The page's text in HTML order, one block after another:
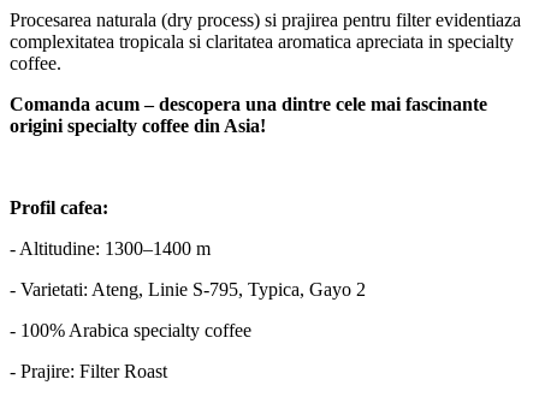
Procesarea naturala (dry process) si prajirea pentru filter evidentiaza
complexitatea tropicala si claritatea aromatica apreciata in specialty
coffee.
Comanda acum – descopera una dintre cele mai fascinante
origini specialty coffee din Asia!
Profil cafea:
- Altitudine: 1300–1400 m
- Varietati: Ateng, Linie S-795, Typica, Gayo 2
- 100% Arabica specialty coffee
- Prajire: Filter Roast